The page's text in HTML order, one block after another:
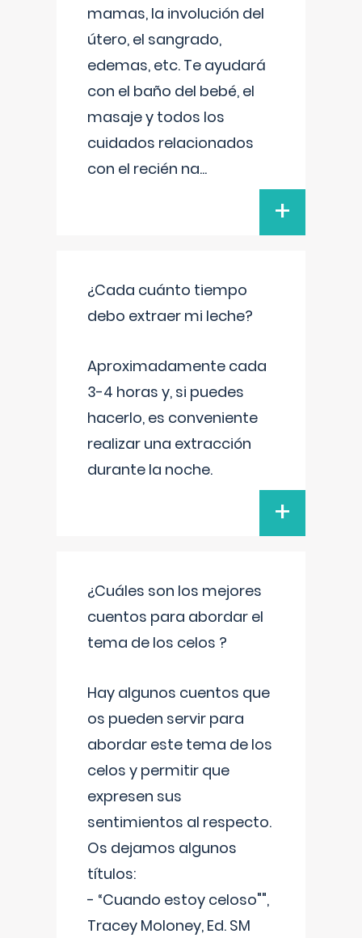
mamas, la involución del
útero, el sangrado,
edemas, etc. Te ayudará
con el baño del bebé, el
masaje y todos los
cuidados relacionados
con el recién na...
+
¿Cada cuánto tiempo
debo extraer mi leche?
Aproximadamente cada
3-4 horas y, si puedes
hacerlo, es conveniente
realizar una extracción
durante la noche.
+
¿Cuáles son los mejores
cuentos para abordar el
tema de los celos ?
Hay algunos cuentos que
os pueden servir para
abordar este tema de los
celos y permitir que
expresen sus
sentimientos al respecto.
Os dejamos algunos
títulos:
- “Cuando estoy celoso"",
Tracey Moloney, Ed. SM